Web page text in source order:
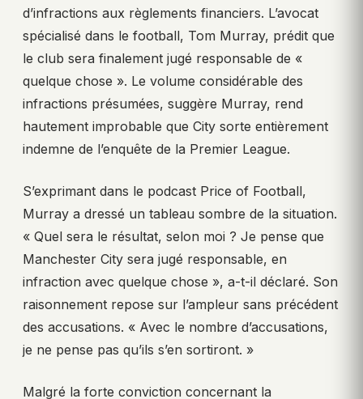
d’infractions aux règlements financiers. L’avocat
spécialisé dans le football, Tom Murray, prédit que
le club sera finalement jugé responsable de «
quelque chose ». Le volume considérable des
infractions présumées, suggère Murray, rend
hautement improbable que City sorte entièrement
indemne de l’enquête de la Premier League.
S’exprimant dans le podcast Price of Football,
Murray a dressé un tableau sombre de la situation.
« Quel sera le résultat, selon moi ? Je pense que
Manchester City sera jugé responsable, en
infraction avec quelque chose », a-t-il déclaré. Son
raisonnement repose sur l’ampleur sans précédent
des accusations. « Avec le nombre d’accusations,
je ne pense pas qu’ils s’en sortiront. »
Malgré la forte conviction concernant la